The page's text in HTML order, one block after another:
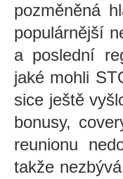
pozměněná
populárnější
a poslední
jaké mohli
sice ještě
bonusy,
reunionu
takže